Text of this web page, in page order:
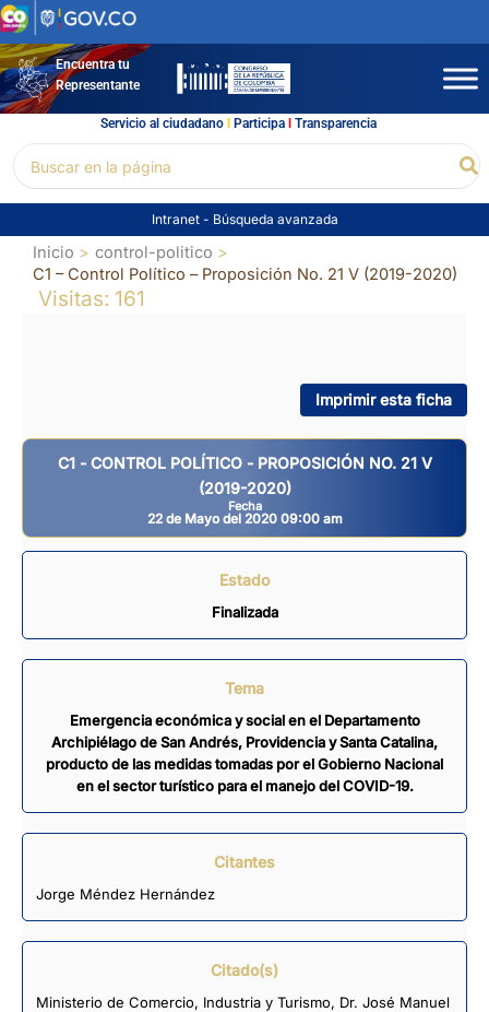
Ir
al
contenidoEncuentra tu
Representante
Servicio al ciudadano l Participal Transparencia
por:
Intranet - Búsqueda avanzada
Inicio
control-politico
C1 – Control Político – Proposición No. 21 V (2019-2020)
Visitas: 161
Imprimir esta ficha
C1 - CONTROL POLÍTICO - PROPOSICIÓN NO. 21 V
(2019-2020)
Fecha
22 de Mayo del 2020 09:00 am
Estado
Finalizada
Tema
Emergencia económica y social en el Departamento
Archipiélago de San Andrés, Providencia y Santa Catalina,
producto de las medidas tomadas por el Gobierno Nacional
en el sector turístico para el manejo del COVID-19.
Citantes
Jorge Méndez Hernández
Citado(s)
Ministerio de Comercio, Industria y Turismo, Dr. José Manuel